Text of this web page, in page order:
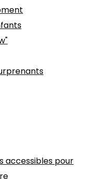
accessibles pour